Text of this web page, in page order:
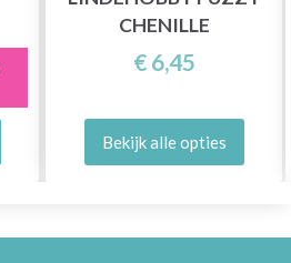
CHENILLE
€ 6,45
Bekijk alle opties